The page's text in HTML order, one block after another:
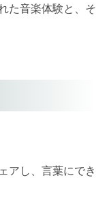
た音楽体験と、そ
アし、言葉にでき